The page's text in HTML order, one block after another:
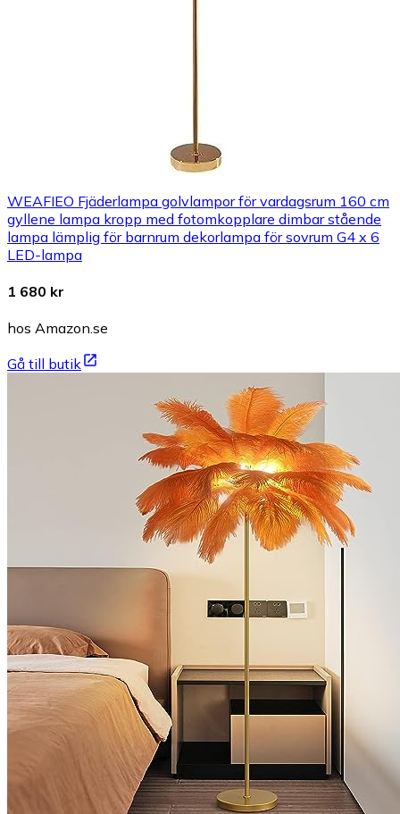
WEAFIEO Fjäderlampa golvlampor för vardagsrum 160 cm
gyllene lampa kropp med fotomkopplare dimbar stående
lampa lämplig för barnrum dekorlampa för sovrum G4 x 6
LED-lampa
1 680 kr
hos Amazon.se
Gå till butik